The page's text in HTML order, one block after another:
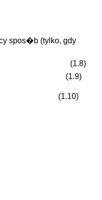
spos�b (tylko, gdy
(1.8)
(1.9)
(1.10)